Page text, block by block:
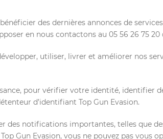
des dernières annonces de
en nous contactons au 05 56 26 75 20
utiliser, livrer et améliorer nos
pour vérifier votre identité, identifier
d’identifiant Top Gun Evasion.
des notifications importantes, telles que
Gun Evasion, vous ne pouvez pas vous